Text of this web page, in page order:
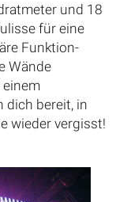
und 18
für eine
Funktion-
Wände
einem
dich bereit, in
wieder vergisst!